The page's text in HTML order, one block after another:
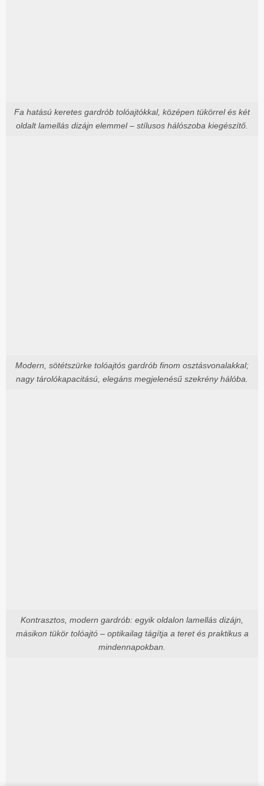
Fa hatású keretes gardrób tolóajtókkal, középen tükörrel és két
oldalt lamellás dizájn elemmel – stílusos hálószoba kiegészítő.
Modern, sötétszürke tolóajtós gardrób finom osztásvonalakkal;
nagy tárolókapacitású, elegáns megjelenésű szekrény hálóba.
Kontrasztos, modern gardrób: egyik oldalon lamellás dizájn,
másikon tükör tolóajtó – optikailag tágítja a teret és praktikus a
mindennapokban.